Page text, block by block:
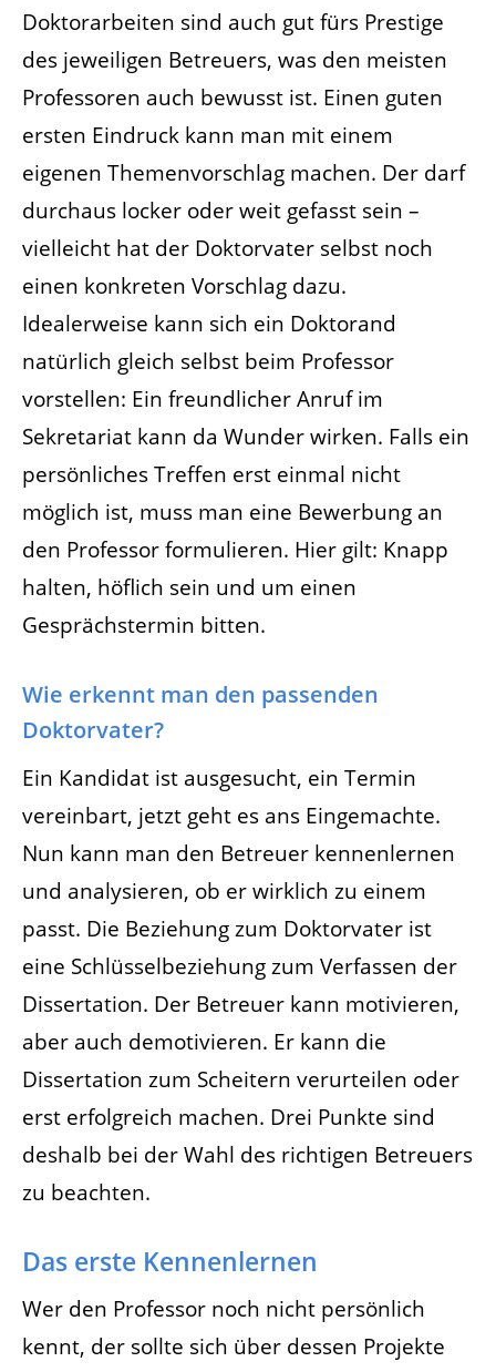
Doktorarbeiten sind auch gut fürs Prestige
des jeweiligen Betreuers, was den meisten
Professoren auch bewusst ist. Einen guten
ersten Eindruck kann man mit einem
eigenen Themenvorschlag machen. Der darf
durchaus locker oder weit gefasst sein –
vielleicht hat der Doktorvater selbst noch
einen konkreten Vorschlag dazu.
Idealerweise kann sich ein Doktorand
natürlich gleich selbst beim Professor
vorstellen: Ein freundlicher Anruf im
Sekretariat kann da Wunder wirken. Falls ein
persönliches Treffen erst einmal nicht
möglich ist, muss man eine Bewerbung an
den Professor formulieren. Hier gilt: Knapp
halten, höflich sein und um einen
Gesprächstermin bitten.
Wie erkennt man den passenden
Doktorvater?
Ein Kandidat ist ausgesucht, ein Termin
vereinbart, jetzt geht es ans Eingemachte.
Nun kann man den Betreuer kennenlernen
und analysieren, ob er wirklich zu einem
passt. Die Beziehung zum Doktorvater ist
eine Schlüsselbeziehung zum Verfassen der
Dissertation. Der Betreuer kann motivieren,
aber auch demotivieren. Er kann die
Dissertation zum Scheitern verurteilen oder
erst erfolgreich machen. Drei Punkte sind
deshalb bei der Wahl des richtigen Betreuers
zu beachten.
Das erste Kennenlernen
Wer den Professor noch nicht persönlich
kennt, der sollte sich über dessen Projekte